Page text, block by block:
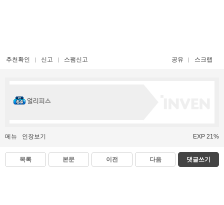
추천확인 신고 스팸신고 공유 스크랩
얼리피스
메뉴 인장보기 EXP 21%
목록 본문 이전 다음 댓글쓰기